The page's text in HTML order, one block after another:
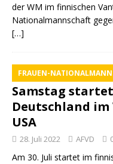
der WM im finnischen
Nationalmannschaft
[…]
FRAUEN-
Samstag
Deutschland
USA
28. Juli 2022 AFVD
Am 30. Juli startet im